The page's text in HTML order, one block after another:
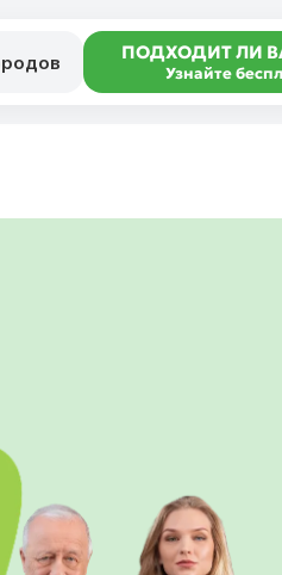
ПОДХОДИТ ЛИ
Узнайте